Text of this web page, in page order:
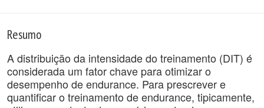
Resumo
A distribuição da intensidade do treinamento (DIT) é
considerada um fator chave para otimizar o
desempenho de endurance. Para prescrever e
quantificar o treinamento de endurance, tipicamente,